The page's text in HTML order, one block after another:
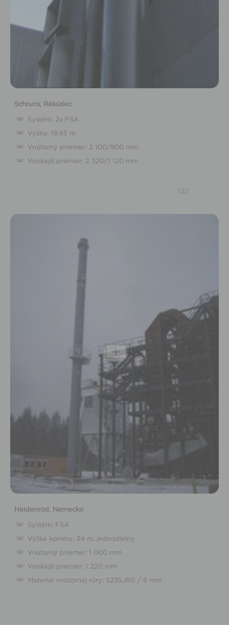
Schruns, Rakúsko:
Systém: 2x FSA
Výška: 19,45 m
Vnútorný priemer: 2 100/900 mm
Vonkajší priemer: 2 320/1 120 mm
Heidenrod, Nemecko
Systém: FSA
Výška komínu: 34 m, jednodielny
Vnútorný priemer: 1 000 mm
Vonkajší priemer: 1 220 mm
Materiál vnútornej rúry: S235JRG / 6 mm